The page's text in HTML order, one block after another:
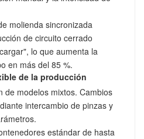
molienda sincronizada
de circuito cerrado
lo que aumenta la
en más del 85 %.
de la producción
de modelos mixtos. Cambios
intercambio de pinzas y
estándar de hasta